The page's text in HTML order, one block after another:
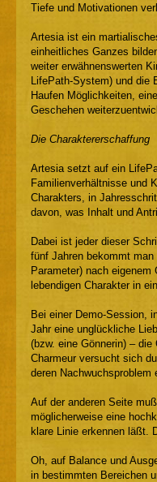
Tiefe und Motivationen
Artesia ist ein
einheitliches Ganzes
weiter erwähnenswerten
LifePath-System) und
Haufen Möglichkeiten,
Geschehen
Die Charaktererschaffung
Artesia setzt auf ein
Familienverhältnisse und
Charakters, in
davon, was Inhalt und
Dabei ist jeder dieser
fünf Jahren bekommt
Parameter) nach
lebendigen Charakter in
Bei einer Demo-Session,
Jahr eine unglückliche
(bzw. eine Gönnerin) –
Charmeur versucht sich
deren Nachwuchsproblem
Auf der anderen Seite
möglicherweise eine
klare Linie erkennen läßt.
Oh, auf Balance und
in bestimmten Bereichen